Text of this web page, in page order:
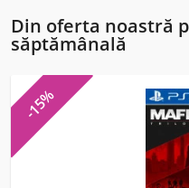
Din oferta noastră
săptămânală
-15%